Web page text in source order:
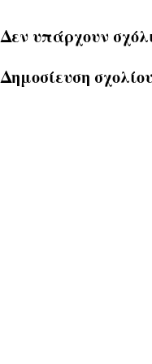
Δεν υπάρχουν
Δημοσίευση